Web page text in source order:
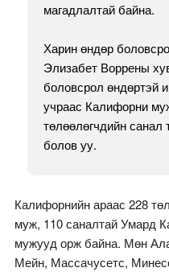
магадлалтай байна.
Харин өндөр
Элизабет Воррены
боловсрол өндөртэй
учраас Калифорни
төлөөлөгчдийн санал
болов уу.
Калифорнийн араас 228
муж, 110 саналтай Умард
мужууд орж байна. Мөн
Мейн, Массачусетс,